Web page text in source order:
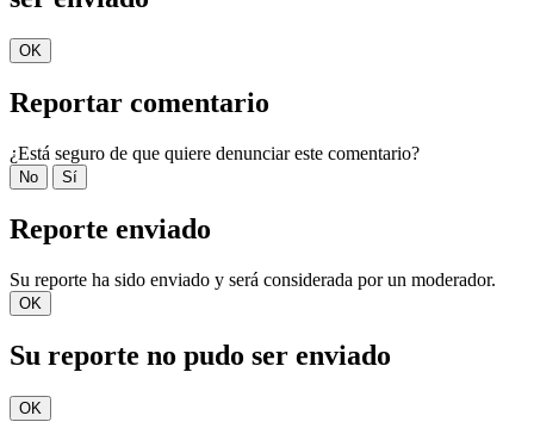
OK
Reportar comentario
¿Está seguro de que quiere denunciar este comentario?
No Sí
Reporte enviado
Su reporte ha sido enviado y será considerada por un moderador.
OK
Su reporte no pudo ser enviado
OK